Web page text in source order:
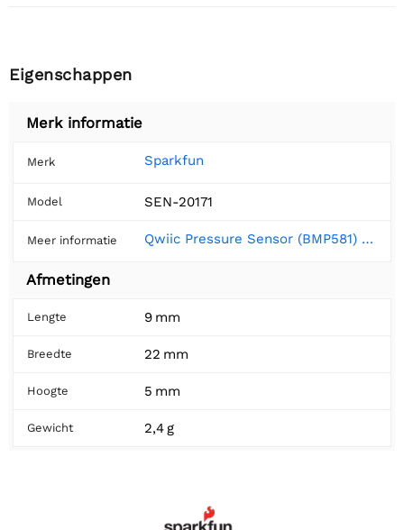
Eigenschappen
Merk informatie
Merk Sparkfun
Model SEN-20171
Meer informatie Qwiic Pressure Sensor (BMP581) Hookup Guide - SparkFun Learn
Afmetingen
Lengte 9 mm
Breedte 22 mm
Hoogte 5 mm
Gewicht 2,4 g